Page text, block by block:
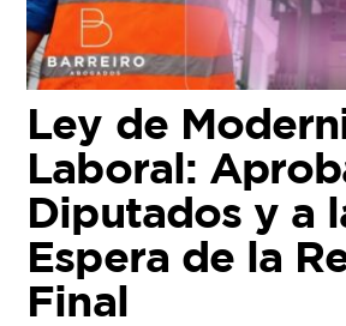
Ley de
Laboral:
Diputados y a
Espera de la
Final